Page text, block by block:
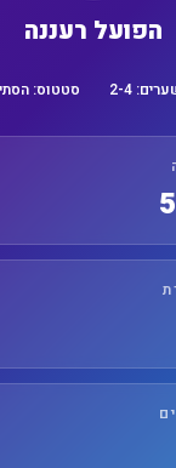
הפועל רעננה
2 -4 סטטוס:הסתיים